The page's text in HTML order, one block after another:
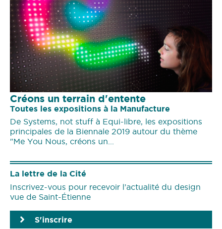
Créons un terrain d'entente
Toutes les expositions à la Manufacture
De Systems, not stuff à Equi-libre, les expositions
principales de la Biennale 2019 autour du thème
"Me You Nous, créons un...
La lettre de la Cité
Inscrivez-vous pour recevoir l’actualité du design
vue de Saint-Étienne
S'inscrire